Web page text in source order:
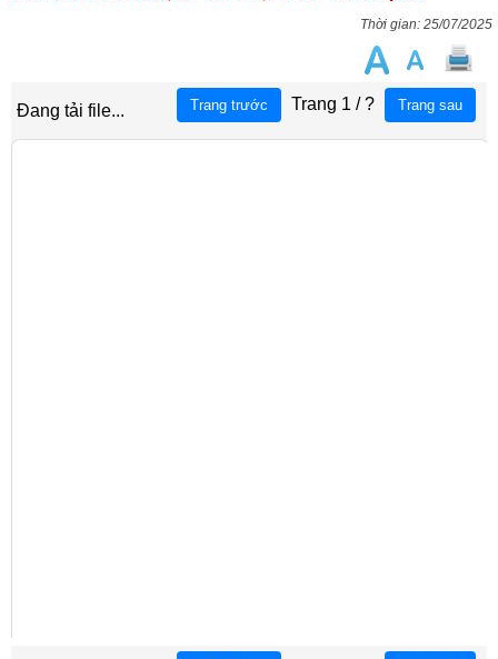
25/07/2025